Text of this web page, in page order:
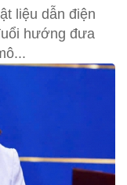
liệu dẫn điện
hướng đưa